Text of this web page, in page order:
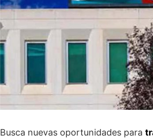
Busca nuevas oportunidades para